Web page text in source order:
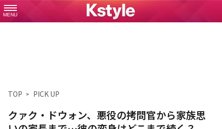
MENU
TOP PICK UP
クァク・ドウォン、悪役の拷問官から家族思